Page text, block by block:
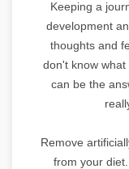
Keeping a
development
thoughts and
don't know
can be the
Remove
from your